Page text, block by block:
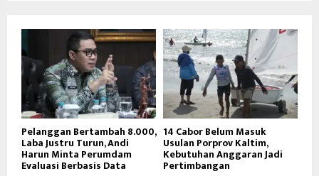
Pelanggan Bertambah 8.000,
Laba Justru Turun, Andi
Harun Minta Perumdam
Evaluasi Berbasis Data
14 Cabor Belum Masuk
Usulan Porprov Kaltim,
Kebutuhan Anggaran Jadi
Pertimbangan